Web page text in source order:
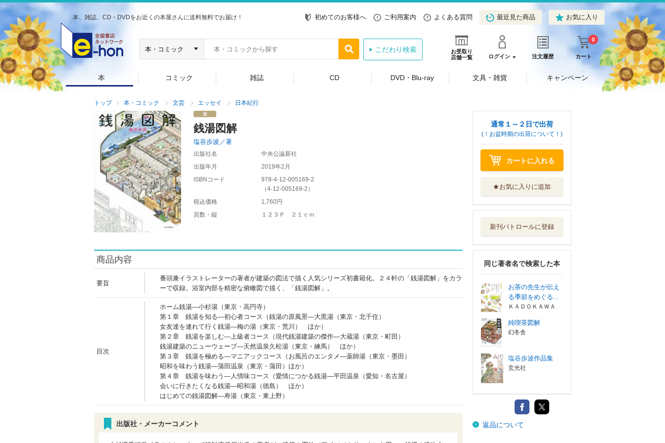
本、雑誌、CD・DVDをお近くの本屋さんに送料無料でお届け！ 初めてのお客様へ ご利用案内 よくある質問 最近見た商品 お気に入り
お受取り
店舗一覧
ログイン 注文履歴 カート
0
こだわり検索
本 コミック 雑誌 CD DVD・Blu-ray 文具・雑貨 キャンペーン
トップ 本・コミック 文芸 エッセイ 日本紀行
銭湯図解
塩谷歩波／著
出版社名
中央公論新社
出版年月
2019年2月
ISBNコード
978-4-12-005169-2
（4-12-005169-2 ）
税込価格
1,760円
頁数・縦
１２３Ｐ ２１ｃｍ
商品内容
要旨
番頭兼イラストレーターの著者が建築の図法で描く人気シリーズ初書籍化。２４軒の「銭湯図解」をカラ
ーで収録。浴室内部を精密な俯瞰図で描く、「銭湯図解」。
目次
ホーム銭湯―小杉湯（東京・高円寺）
第１章 銭湯を知る―初心者コース（銭湯の原風景―大黒湯（東京・北千住）
女友達を連れて行く銭湯―梅の湯（東京・荒川） ほか）
第２章 銭湯を楽しむ―上級者コース（現代銭湯建築の傑作―大蔵湯（東京・町田）
銭湯建築のニューウェーブ―天然温泉久松湯（東京・練馬） ほか）
第３章 銭湯を極める―マニアックコース（お風呂のエンタメ―薬師湯（東京・墨田）
昭和を味わう銭湯―蒲田温泉（東京・蒲田）ほか）
第４章 銭湯を味わう―人情味コース（愛情につかる銭湯―平田温泉（愛知・名古屋）
会いに行きたくなる銭湯―昭和湯（徳島） ほか）
はじめての銭湯図解―寿湯（東京・東上野）
出版社・メーカーコメント
通常１～２日で出荷
(！お盆時期の出荷について！)
カートに入れる
★お気に入りに追加
新刊パトロールに登録
同じ著者名で検索した本
お茶の先生が伝え
る季節をめぐる...
ＫＡＤＯＫＡＷＡ
純喫茶図解
幻冬舎
塩谷歩波作品集
玄光社
返品について